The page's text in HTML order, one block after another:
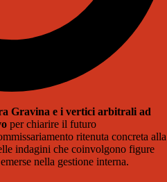
Gravina e i vertici arbitrali ad
per chiarire il futuro
ritenuta concreta alla
indagini che coinvolgono figure
nella gestione interna.